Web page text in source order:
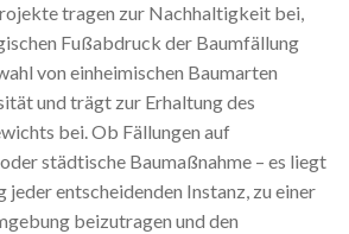
tragen zur Nachhaltigkeit bei,
Fußabdruck der Baumfällung
von einheimischen Baumarten
und trägt zur Erhaltung des
bei. Ob Fällungen auf
städtische Baumaßnahme – es liegt
jeder entscheidenden Instanz, zu einer
beizutragen und den